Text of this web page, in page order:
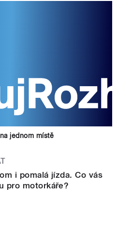
jednom místě
i pomalá jízda. Co vás
pro motorkáře?